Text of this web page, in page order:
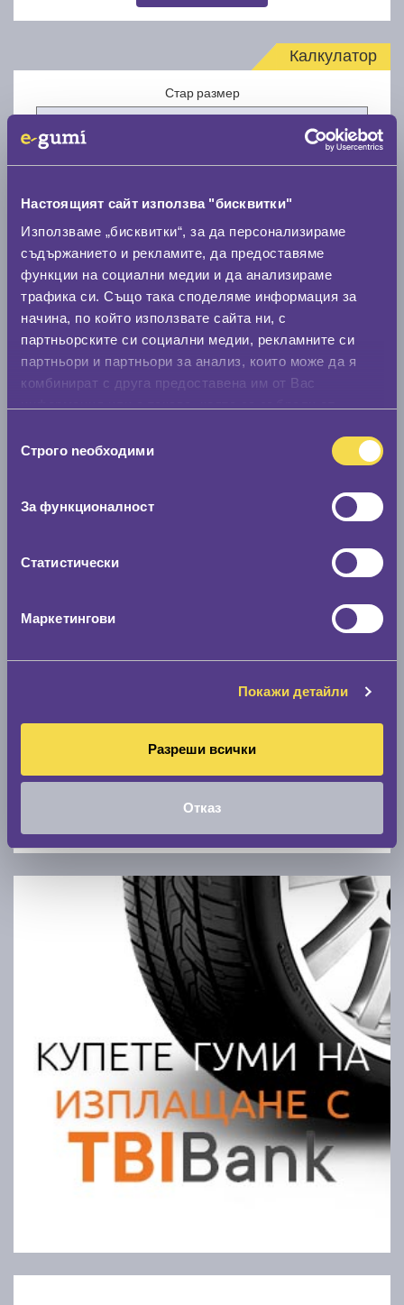
Настоящият сайт използва "бисквитки"
Използваме „бисквитки“, за да персонализираме
съдържанието и рекламите, да предоставяме
функции на социални медии и да анализираме
трафика си. Също така споделяме информация за
начина, по който използвате сайта ни, с
партньорските си социални медии, рекламните си
партньори и партньори за анализ, които може да я
комбинират с друга предоставена им от Вас
наСтрого nеобходими
За функционалност
Статистически
Маркетингови
Покажи детайли
Разреши всички
Отказ
Калкулатор
Стар размер
Нов размер
Стар размер
По марка автомобил